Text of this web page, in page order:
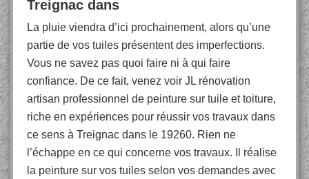
Treignac dans
La pluie viendra d’ici prochainement, alors qu’une
partie de vos tuiles présentent des imperfections.
Vous ne savez pas quoi faire ni à qui faire
confiance. De ce fait, venez voir JL rénovation
artisan professionnel de peinture sur tuile et toiture,
riche en expériences pour réussir vos travaux dans
ce sens à Treignac dans le 19260. Rien ne
l’échappe en ce qui concerne vos travaux. Il réalise
la peinture sur vos tuiles selon vos demandes avec